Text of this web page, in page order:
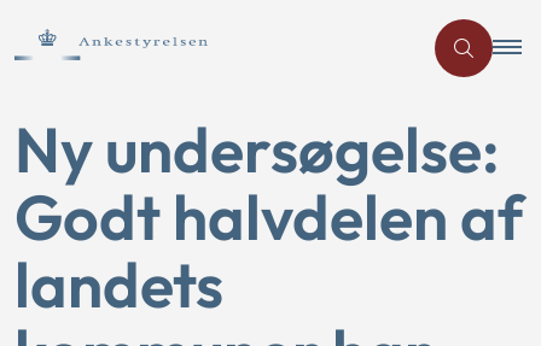
Ny undersøgelse:
Godt halvdelen af
landets